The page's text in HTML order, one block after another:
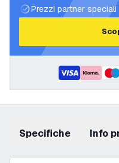
Prezzi partner speciali
Specifiche info